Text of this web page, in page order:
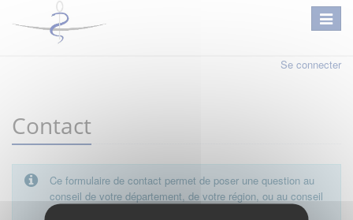
Se connecter
Contact
Ce formulaire de contact permet de poser une question au
conseil de votre département, de votre région, ou au conseil
national.